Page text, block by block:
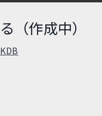
（作成中）
KDB